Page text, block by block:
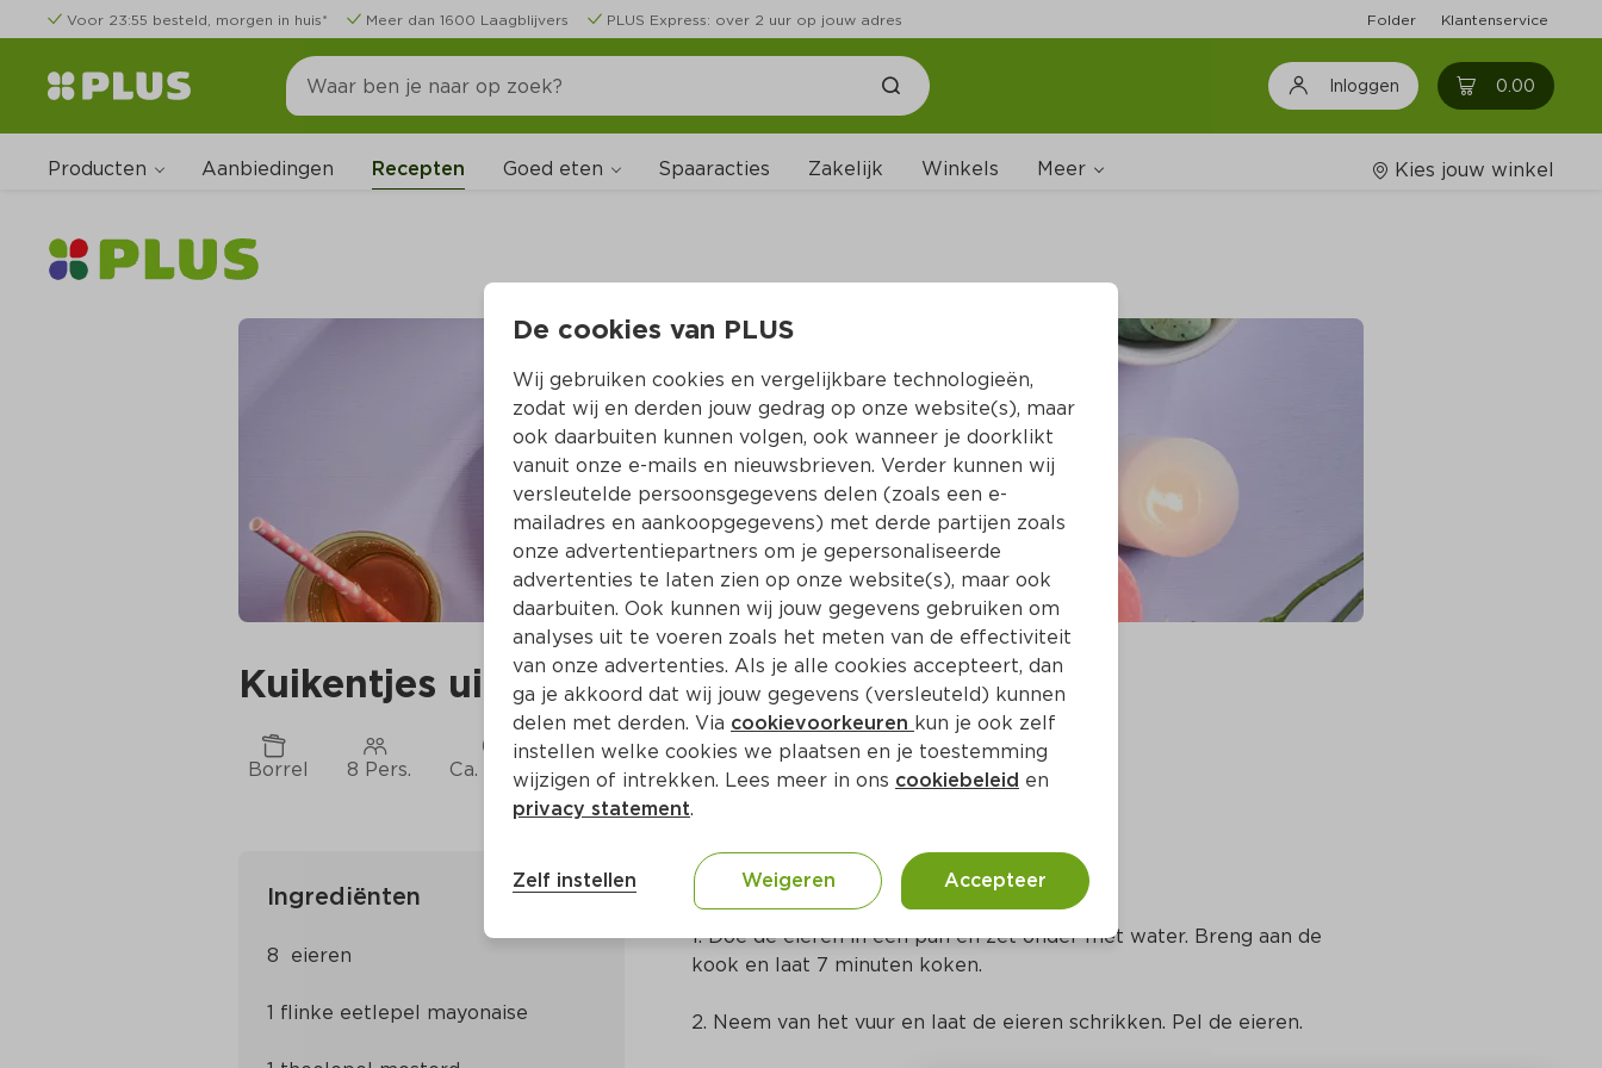
Voor 23:55 besteld, morgen in huis* Meer dan 1600 Laagblijvers PLUS Express: over 2 uur op jouw adres Folder Klantenservice
Inloggen 0.00 0
Producten Aanbiedingen Recepten Goed eten Spaaracties Zakelijk Winkels Meer
Wijnshop
Boodschappenlijstjes
Kies jouw winkel
Kuikentjes uit het ei
Borrel 8 Pers. Ca. 20 Min Europees
Ingrediënten
Bereidingswijze
1. Doe de eieren in een pan en zet onder met water. Breng aan de
kook en laat 7 minuten koken.
2. Neem van het vuur en laat de eieren schrikken. Pel de eieren.
De cookies van PLUS
Wij gebruiken cookies en vergelijkbare technologieën,
zodat wij en derden jouw gedrag op onze website(s), maar
ook daarbuiten kunnen volgen, ook wanneer je doorklikt
vanuit onze e-mails en nieuwsbrieven. Verder kunnen wij
versleutelde persoonsgegevens delen (zoals een e-
mailadres en aankoopgegevens) met derde partijen zoals
onze advertentiepartners om je gepersonaliseerde
advertenties te laten zien op onze website(s), maar ook
daarbuiten. Ook kunnen wij jouw gegevens gebruiken om
analyses uit te voeren zoals het meten van de effectiviteit
van onze advertenties. Als je alle cookies accepteert, dan
ga je akkoord dat wij jouw gegevens (versleuteld) kunnen
delen met derden. Via cookievoorkeuren kun je ook zelf
instellen welke cookies we plaatsen en je toestemming
wijzigen of intrekken. Lees meer in ons cookiebeleid en
privacy statement.
Zelf instellen Weigeren Accepteer